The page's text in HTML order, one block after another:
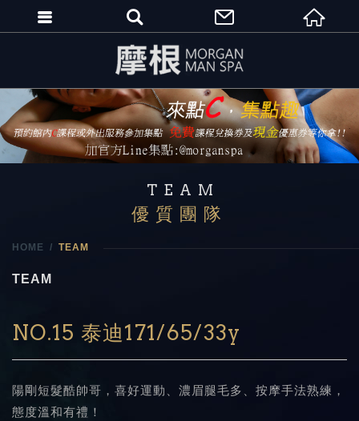
TEAM
優質團隊
HOME TEAM
TEAM
NO.15 泰迪171/65/33y
陽剛短髮酷帥哥，喜好運動、濃眉腿毛多、按摩手法熟練，
態度溫和有禮！